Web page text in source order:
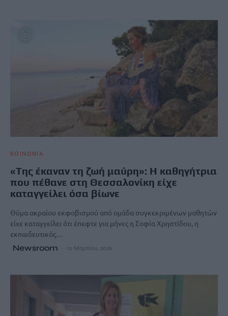
ΚΟΙΝΩΝΙΑ
«Tης έκαναν τη ζωή μαύρη»: Η καθηγήτρια
που πέθανε στη Θεσσαλονίκη είχε
καταγγείλει όσα βίωνε
Θύμα ακραίου εκφοβισμού από ομάδα συγκεκριμένων μαθητών
είχε καταγγείλει ότι έπεφτε για μήνες η Σοφία Χρηστίδου, η
εκπαιδευτικός…
Newsroom 10 Μαρτίου, 2026